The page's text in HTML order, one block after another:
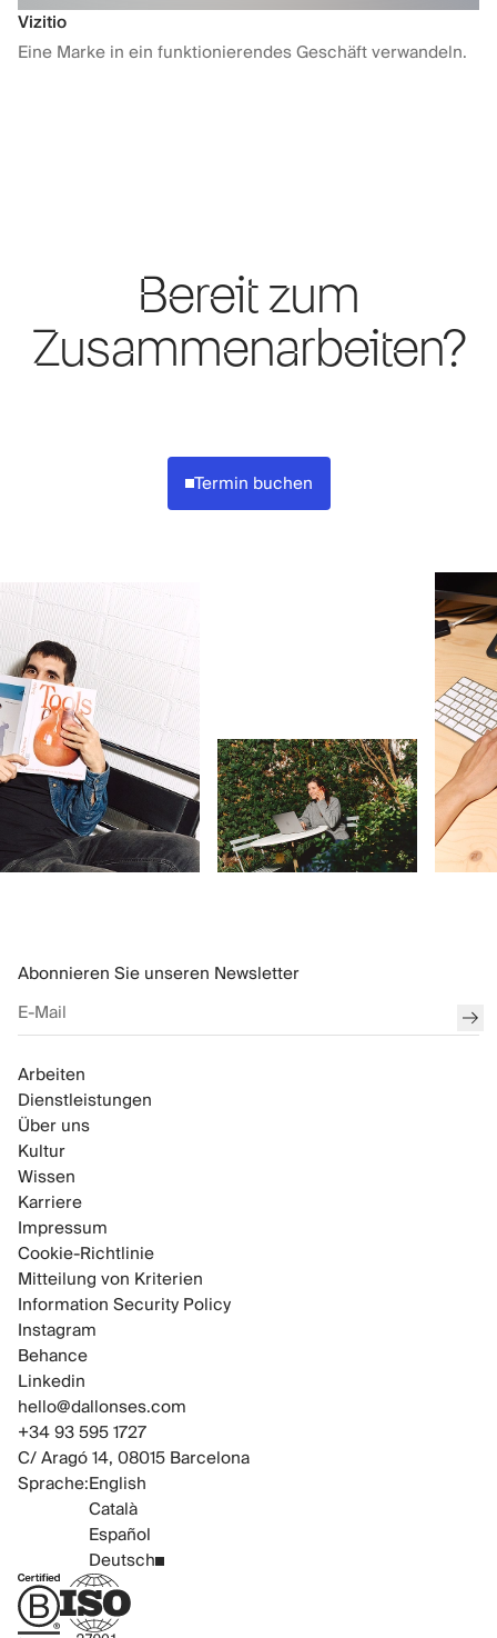
Vizitio
Eine Marke in ein funktionierendes Geschäft verwandeln.
Bereit zum
Zusammenarbeiten?
Termin buchen
Abonnieren Sie unseren Newsletter
Arbeiten
Dienstleistungen
Über uns
Kultur
Wissen
Karriere
Impressum
Cookie-Richtlinie
Mitteilung von Kriterien
Information Security Policy
Instagram
Behance
Linkedin
hello@dallonses.com
+34 93 595 1727
C/ Aragó 14, 08015 Barcelona
Sprache:English
Català
Español
Deutsch
B Corp Certified
ISO 27001 Certified